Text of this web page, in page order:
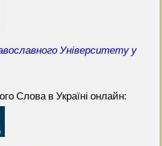
Університету у
Слова в Україні онлайн: